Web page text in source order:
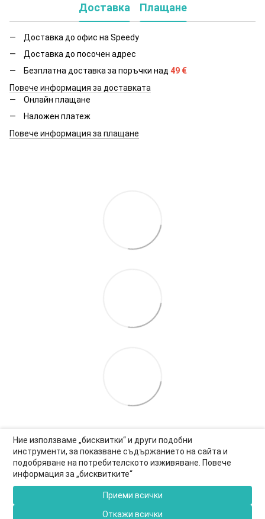
Ние използваме „бисквитки“ и други подобни
инструменти, за показване съдържанието на сайта и
подобряване на потребителското изживяване. Повече
информация за „бисквитките“
Приеми всички
Откажи всички
Доставка Плащане
Доставка до офис на Speedy
Доставка до посочен адрес
Безплатна доставка за поръчки над 49 €
Повече информация за доставката
Онлайн плащане
Наложен платеж
Повече информация за плащане
0877-550-990
Информация за връзка